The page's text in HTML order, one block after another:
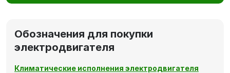
Обозначения для покупки
электродвигателя
Климатические исполнения электродвигателя